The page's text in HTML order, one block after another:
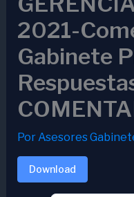
2021-
Gabinete
PorAsesores
Download